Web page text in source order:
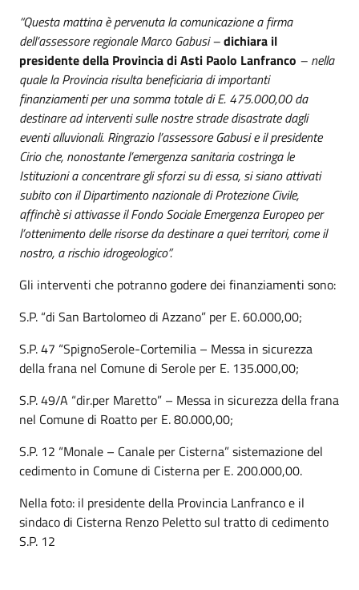
“Questa mattina è pervenuta la comunicazione a firma
dell’assessore regionale Marco Gabusi –dichiara il
presidente della Provincia di Asti Paolo Lanfranco – nella
quale la Provincia risulta beneficiaria di importanti
finanziamenti per una somma totale di E. 475.000,00 da
destinare ad interventi sulle nostre strade disastrate dagli
eventi alluvionali. Ringrazio l’assessore Gabusi e il presidente
Cirio che, nonostante l’emergenza sanitaria costringa le
Istituzioni a concentrare gli sforzi su di essa, si siano attivati
subito con il Dipartimento nazionale di Protezione Civile,
affinchè si attivasse il Fondo Sociale Emergenza Europeo per
l’ottenimento delle risorse da destinare a quei territori, come il
nostro, a rischio idrogeologico”.
Gli interventi che potranno godere dei finanziamenti sono:
S.P. “di San Bartolomeo di Azzano” per E. 60.000,00;
S.P. 47 “SpignoSerole-Cortemilia – Messa in sicurezza
della frana nel Comune di Serole per E. 135.000,00;
S.P. 49/A “dir.per Maretto” – Messa in sicurezza della frana
nel Comune di Roatto per E. 80.000,00;
S.P. 12 “Monale – Canale per Cisterna” sistemazione del
cedimento in Comune di Cisterna per E. 200.000,00.
Nella foto: il presidente della Provincia Lanfranco e il
sindaco di Cisterna Renzo Peletto sul tratto di cedimento
S.P. 12